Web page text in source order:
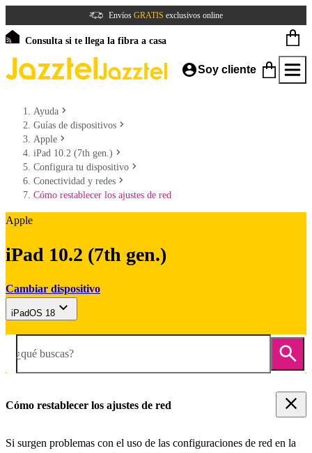
Envíos GRATIS exclusivos online
Consulta si te llega la fibra a casa
Soy cliente
Ayuda
Guías de dispositivos
Apple
iPad 10.2 (7th gen.)
Configura tu dispositivo
Conectividad y redes
Cómo restablecer los ajustes de red
Apple
iPad 10.2 (7th gen.)
Cambiar dispositivo
iPadOS 18
¿qué buscas?
Cómo restablecer los ajustes de red
Si surgen problemas con el uso de las configuraciones de red en la